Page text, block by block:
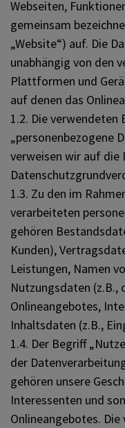
Webseiten,
gemeinsam
„Website“) auf. Die
unabhängig von den
Plattformen und
auf denen das
1.2. Die verwendeten
„personenbezogene
verweisen wir auf
1.3. Zu den im
verarbeiteten
gehören
Kunden),
Leistungen, Namen
Nutzungsdaten (z.B.,
Onlineangebotes,
Inhaltsdaten (z.B.,
1.4. Der Begriff
der
gehören unsere
Interessenten und
Onlineangebotes.